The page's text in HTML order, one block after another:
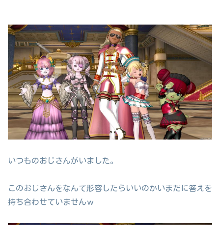
いつものおじさんがいました。
このおじさんをなんて形容したらいいのかいまだに答えを
持ち合わせていませんｗ